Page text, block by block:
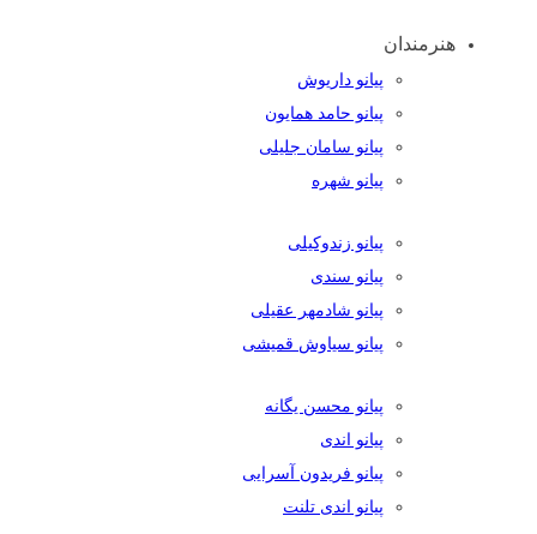
هنرمندان
پیانو داریوش
پیانو حامد همایون
پیانو سامان جلیلی
پیانو شهره
پیانو زندوکیلی
پیانو سندی
پیانو شادمهر عقیلی
پیانو سیاوش قمیشی
پیانو محسن یگانه
پیانو اندی
پیانو فریدون آسرایی
پیانو اندی تلنت